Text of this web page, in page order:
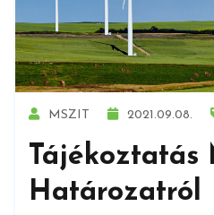
MSZIT 2021.09.08.
Tájékoztatás
Határozatról